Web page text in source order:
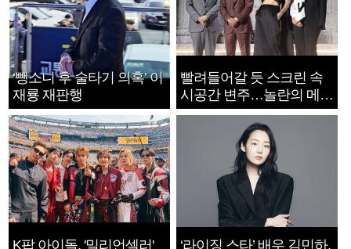
‘뺑소니 후 술타기 의혹’ 이
재룡 재판행
빨려들어갈 듯 스크린 속
시공간 변주…놀란의 메시
지는 ‘전쟁 속죄’
K팝 아이돌, '밀리언셀러'
‘라이징 스타’ 배우 김민하,